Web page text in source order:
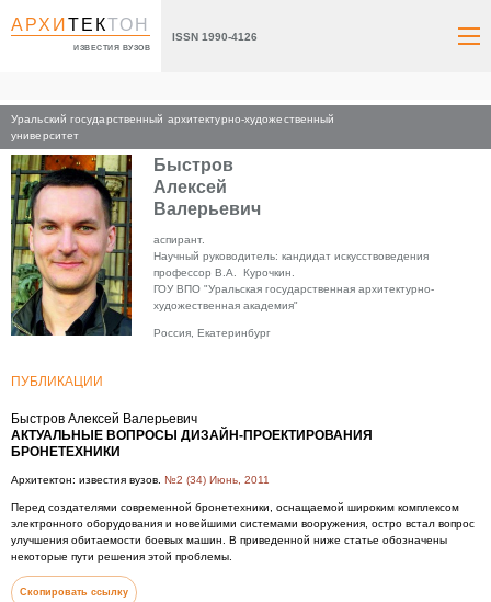
АРХИТЕКТОН
ИЗВЕСТИЯ ВУЗОВ
ISSN 1990-4126
Уральский государственный архитектурно-художественный
университет
Главная
Быстров
Алексей
Валерьевич
аспирант.
Научный руководитель: кандидат искусствоведения
профессор В.А. Курочкин.
ГОУ ВПО "Уральская государственная архитектурно-
художественная академия"
Россия, Екатеринбург
ПУБЛИКАЦИИ
Быстров Алексей Валерьевич
АКТУАЛЬНЫЕ ВОПРОСЫ ДИЗАЙН-ПРОЕКТИРОВАНИЯ
БРОНЕТЕХНИКИ
Архитектон: известия вузов. №2 (34) Июнь, 2011
Перед создателями современной бронетехники, оснащаемой широким комплексом
электронного оборудования и новейшими системами вооружения, остро встал вопрос
улучшения обитаемости боевых машин. В приведенной ниже статье обозначены
некоторые пути решения этой проблемы.
Скопировать ссылку